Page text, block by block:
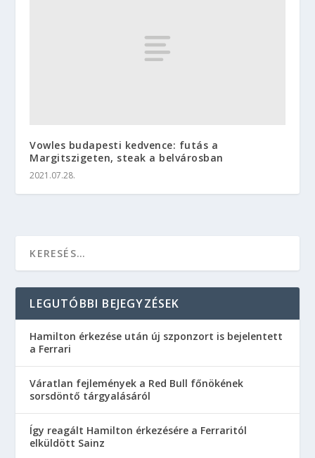
Vowles budapesti kedvence: futás a
Margitszigeten, steak a belvárosban
2021.07.28.
LEGUTÓBBI BEJEGYZÉSEK
Hamilton érkezése után új szponzort is bejelentett
a Ferrari
Váratlan fejlemények a Red Bull főnökének
sorsdöntő tárgyalásáról
Így reagált Hamilton érkezésére a Ferraritól
elküldött Sainz